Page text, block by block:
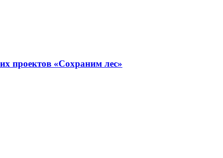
проектов «Сохраним лес»